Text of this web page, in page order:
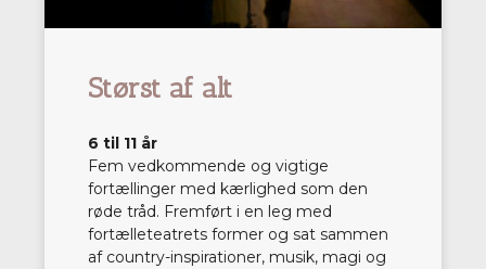
Størst af alt
6 til 11 år
Fem vedkommende og vigtige
fortællinger med kærlighed som den
røde tråd. Fremført i en leg med
fortælleteatrets former og sat sammen
af country-inspirationer, musik, magi og